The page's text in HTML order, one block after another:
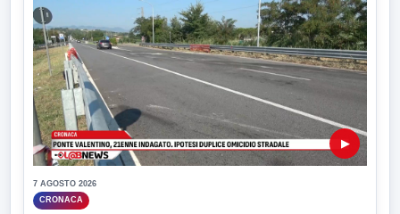
▶
7 AGOSTO 2026
CRONACA